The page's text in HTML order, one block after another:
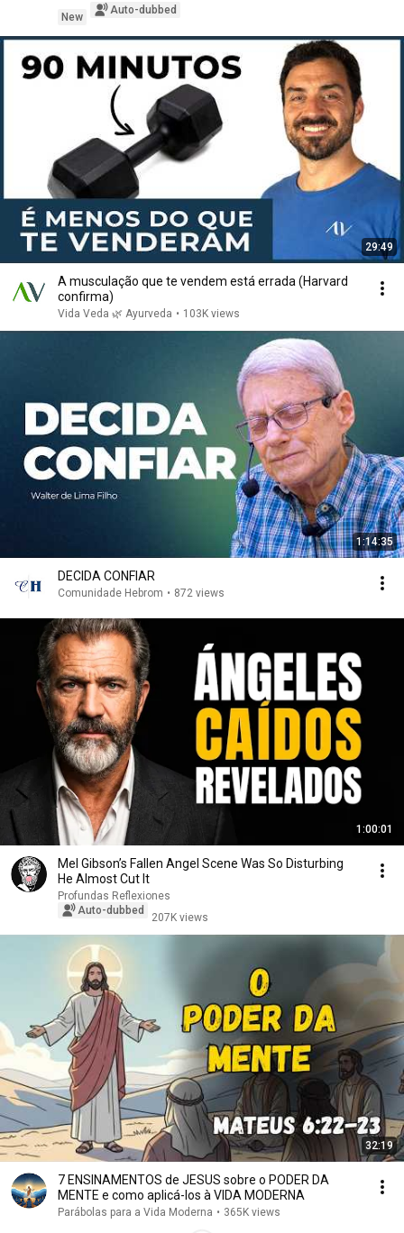
New
Auto-dubbed
29:49
A musculação que te vendem está errada (Harvard
confirma)
Vida Veda 🌿 Ayurveda • 103K views
1:14:35
DECIDA CONFIAR
Comunidade Hebrom • 872 views
1:00:01
Mel Gibson’s Fallen Angel Scene Was So Disturbing
He Almost Cut It
Profundas Reflexiones
Auto-dubbed
207K views
32:19
7 ENSINAMENTOS de JESUS sobre o PODER DA
MENTE e como aplicá-los à VIDA MODERNA
Parábolas para a Vida Moderna • 365K views